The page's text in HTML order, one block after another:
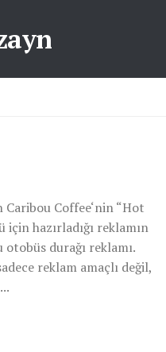
Caribou Coffee‘nin “Hot
için hazırladığı reklamın
durağı reklamı.
reklam amaçlı değil,